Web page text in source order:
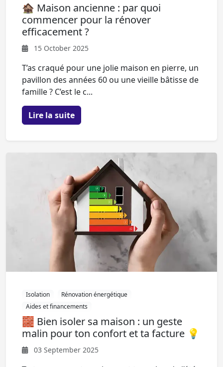
🏚️ Maison ancienne : par quoi
commencer pour la rénover
efficacement ?
15 October 2025
T’as craqué pour une jolie maison en pierre, un
pavillon des années 60 ou une vieille bâtisse de
famille ? C’est le c...
Lire la suite
Isolation
Rénovation énergétique
Aides et financements
🧱 Bien isoler sa maison : un geste
malin pour ton confort et ta facture 💡
03 September 2025